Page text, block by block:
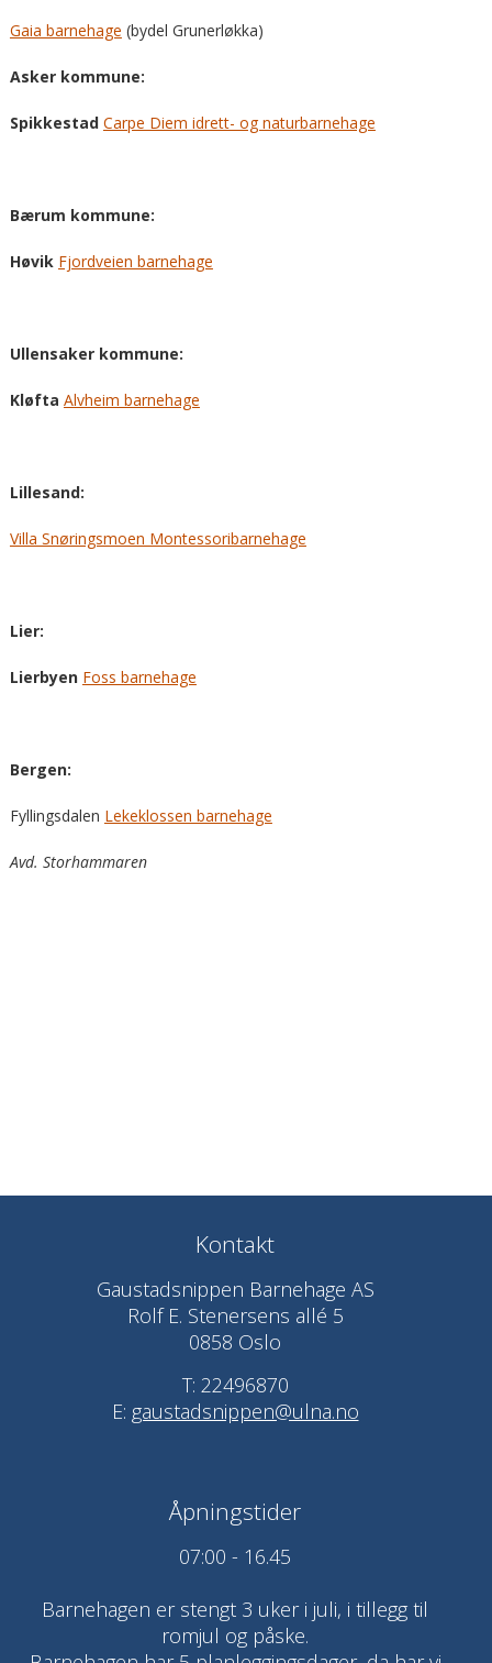
Gaia barnehage (bydel Grunerløkka)
Asker kommune:
Spikkestad Carpe Diem idrett- og naturbarnehage
Bærum kommune:
Høvik Fjordveien barnehage
Ullensaker kommune:
Kløfta Alvheim barnehage
Lillesand:
Villa Snøringsmoen Montessoribarnehage
Lier:
Lierbyen Foss barnehage
Bergen:
Fyllingsdalen Lekeklossen barnehage
Avd. Storhammaren
Kontakt
Gaustadsnippen Barnehage AS
Rolf E. Stenersens allé 5
0858 Oslo
T: 22496870
E: gaustadsnippen@ulna.no
Åpningstider
07:00 - 16.45
Barnehagen er stengt 3 uker i juli, i tillegg til
romjul og påske.